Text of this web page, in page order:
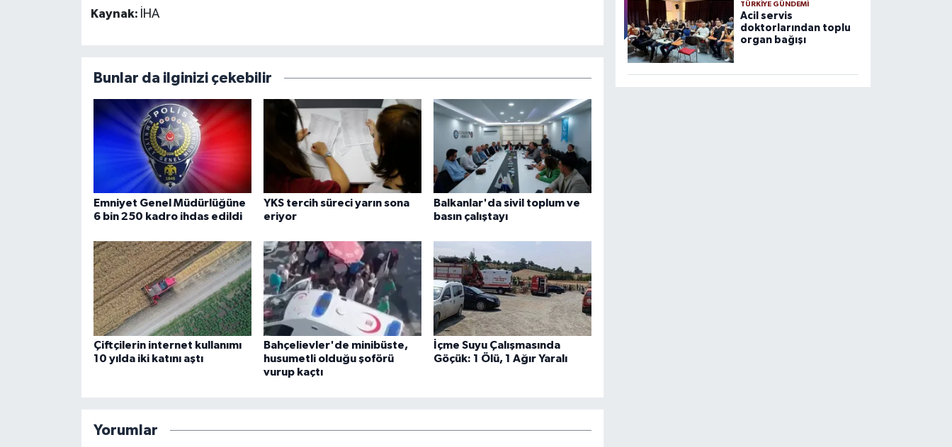
Kaynak: İHA
Bunlar da ilginizi çekebilir
Emniyet Genel Müdürlüğüne
6 bin 250 kadro ihdas edildi
YKS tercih süreci yarın sona
eriyor
Balkanlar'da sivil toplum ve
basın çalıştayı
Çiftçilerin internet kullanımı
10 yılda iki katını aştı
Bahçelievler'de minibüste,
husumetli olduğu şoförü
vurup kaçtı
İçme Suyu Çalışmasında
Göçük: 1 Ölü, 1 Ağır Yaralı
Yorumlar
TÜRKIYE GÜNDEMI
Acil servis
doktorlarından toplu
organ bağışı